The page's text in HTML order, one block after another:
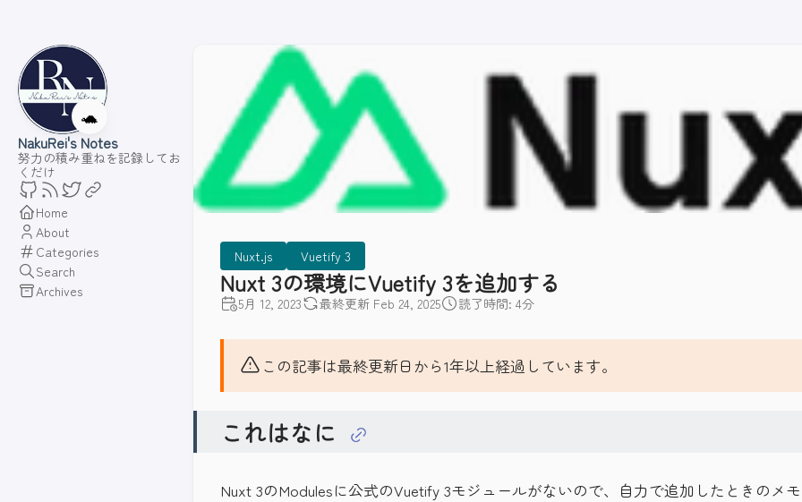
🐢
NakuRei's Notes
努力の積み重ねを記録してお
くだけ
Home
About
Categories
Search
Archives
Nuxt.js Vuetify 3
Nuxt 3の環境にVuetify 3を追加する
5月 12, 2023 最終更新 Feb 24, 2025 読了時間: 4分
この記事は最終更新日から1年以上経過しています。
これはなに
Nuxt 3のModulesに公式のVuetify 3モジュールがないので、自力で追加したときのメ